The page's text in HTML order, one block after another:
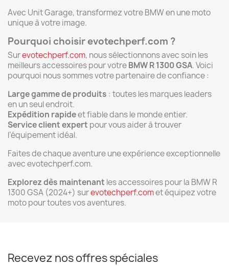
Avec Unit Garage, transformez votre BMW en une moto
unique à votre image.
Pourquoi choisir evotechperf.com ?
Surevotechperf.com, nous sélectionnons avec soin les
meilleurs accessoires pour votreBMW R 1300 GSA. Voici
pourquoi nous sommes votre partenaire de confiance :
Large gamme de produits : toutes les marques leaders
en un seul endroit.
Expédition rapideet fiable dans le monde entier.
Service client expert pour vous aider à trouver
l’équipement idéal.
Faites de chaque aventure une expérience exceptionnelle
avec evotechperf.com.
Explorez dès maintenant les accessoires pour la BMW R
1300 GSA (2024+) surevotechperf.comet équipez votre
moto pour toutes vos aventures.
Recevez nos offres spéciales